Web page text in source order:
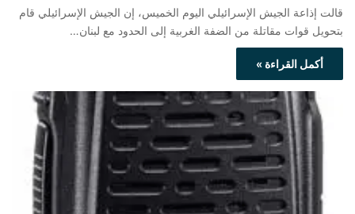
قالت إذاعة الجيش الإسرائيلي اليوم الخميس، إن الجيش الإسرائيلي قام
بتحويل قوات مقاتلة من الضفة الغربية إلى الحدود مع لبنان…
أكمل القراءة »